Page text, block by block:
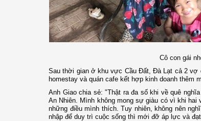
Cô con gái
Sau thời gian ở khu vực Cầu Đất, Đà Lạt cả 2 vợ
homestay và quán cafe kết hợp kinh doanh thêm
Anh Giao chia sẻ: "Thật ra đa số khi về quê
An Nhiên. Mình không mong sự giàu có vì khi
những điều mình thích. Tuy nhiên, không nên
nhập để duy trì cuộc sống thì mới đỡ áp lực và